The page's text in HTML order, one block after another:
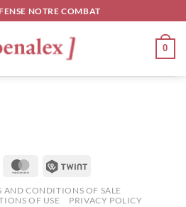
NOTRE COMBAT
0
Visa MasterCardTwint
AND CONDITIONS OF SALE
OF USE
PRIVACY POLICY